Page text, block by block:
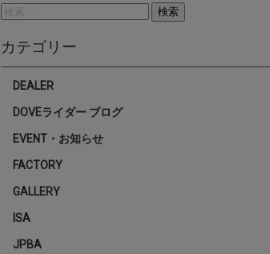
検
索:
カテゴリー
DEALER
DOVEライダー ブログ
EVENT・お知らせ
FACTORY
GALLERY
ISA
JPBA